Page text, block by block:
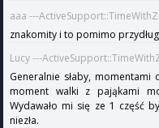
aaa ---
znakomity i to pomimo
Lucy ---
Generalnie słaby, momentami
moment walki z pająkami
Wydawało mi się ze 1 część
niezła.